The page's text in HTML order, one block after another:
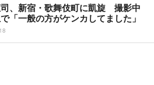
、新宿・歌舞伎町に凱旋 撮影中
「一般の方がケンカしてました」